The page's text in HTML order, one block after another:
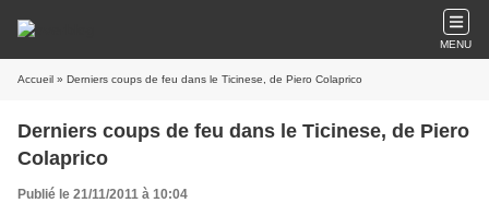
MENU
Accueil » Derniers coups de feu dans le Ticinese, de Piero Colaprico
Derniers coups de feu dans le Ticinese, de Piero
Colaprico
Publié le 21/11/2011 à 10:04